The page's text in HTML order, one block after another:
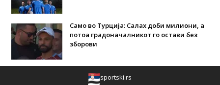
Само во Турција: Салах доби милиони, а
потоа градоначалникот го остави без
зборови
sportski.rs